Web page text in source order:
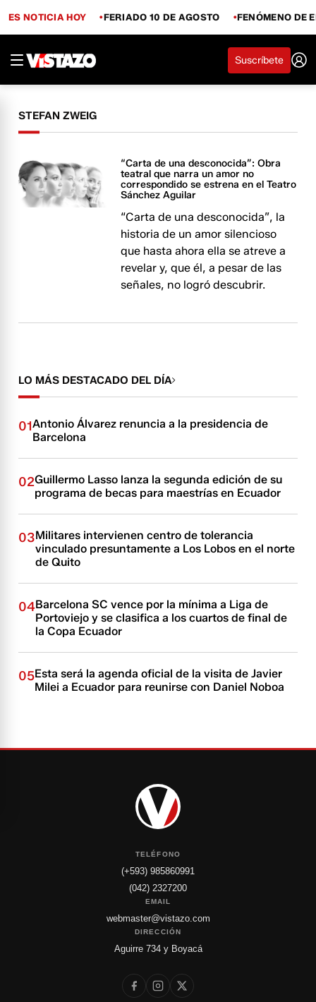
ES NOTICIA HOY FERIADO 10 DE AGOSTO FENÓMENO DE
Suscríbete
STEFAN ZWEIG
“Carta de una desconocida”: Obra
teatral que narra un amor no
correspondido se estrena en el Teatro
Sánchez Aguilar
“Carta de una desconocida”, la
historia de un amor silencioso
que hasta ahora ella se atreve a
revelar y, que él, a pesar de las
señales, no logró descubrir.
LO MÁS DESTACADO DEL DÍA
01Antonio Álvarez renuncia a la presidencia de
Barcelona
02Guillermo Lasso lanza la segunda edición de su
programa de becas para maestrías en Ecuador
03Militares intervienen centro de tolerancia
vinculado presuntamente a Los Lobos en el norte
de Quito
04Barcelona SC vence por la mínima a Liga de
Portoviejo y se clasifica a los cuartos de final de
la Copa Ecuador
05Esta será la agenda oficial de la visita de Javier
Milei a Ecuador para reunirse con Daniel Noboa
TELÉFONO
(+593) 985860991
(042) 2327200
EMAIL
webmaster@vistazo.com
DIRECCIÓN
Aguirre 734 y Boyacá